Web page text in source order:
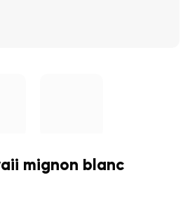
mignon blanc